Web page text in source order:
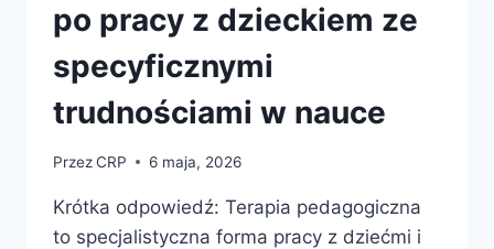
po pracy z dzieckiem ze
specyficznymi
trudnościami w nauce
PrzezCRP 6 maja, 2026
Krótka odpowiedź: Terapia pedagogiczna
to specjalistyczna forma pracy z dziećmi i